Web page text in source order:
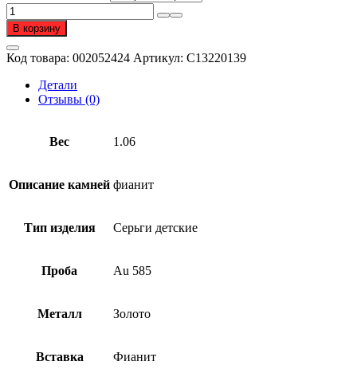
Количество
товара
Серьги
детские
из
золота
пробы
фианитом
В корзину
Код товара: 002052424 Артикул: С13220139
Детали
Отзывы (0)
Вес 1.06
Описание камней фианит
Тип изделия Серьги детские
Проба Au 585
Металл Золото
Вставка Фианит